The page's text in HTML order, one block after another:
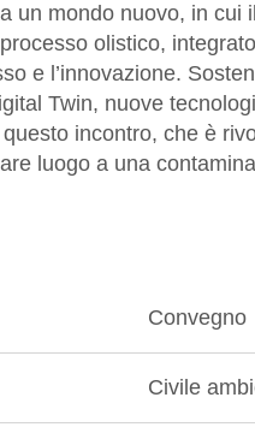
un mondo nuovo, in cui
olistico,
e l’innovazione.
Twin, nuove
incontro, che è
luogo a una
Convegno
Civile